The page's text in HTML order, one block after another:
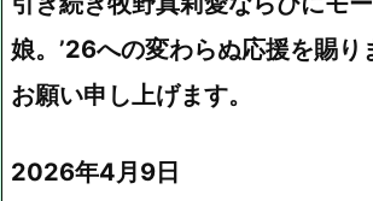
娘。’26への変わらぬ応援を賜り
お願い申し上げます。
2026年4月9日